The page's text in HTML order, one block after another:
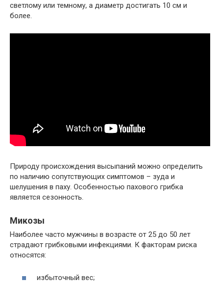
светлому или темному, а диаметр достигать 10 см и
более.
Природу происхождения высыпаний можно определить
по наличию сопутствующих симптомов – зуда и
шелушения в паху. Особенностью пахового грибка
является сезонность.
Микозы
Наиболее часто мужчины в возрасте от 25 до 50 лет
страдают грибковыми инфекциями. К факторам риска
относятся:
избыточный вес;